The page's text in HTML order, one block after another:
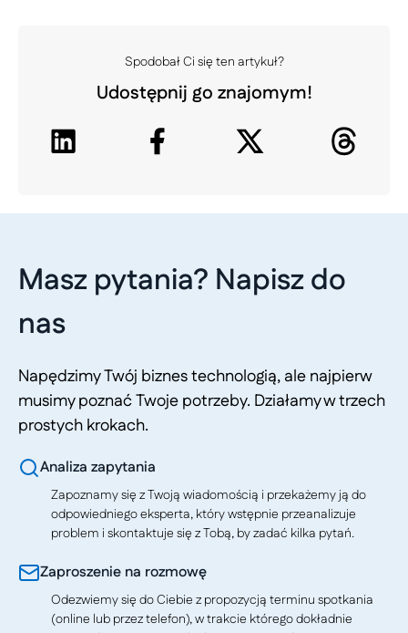
Spodobał Ci się ten artykuł?
Udostępnij go znajomym!
Masz pytania? Napisz do
nas
Napędzimy Twój biznes technologią, ale najpierw
musimy poznać Twoje potrzeby. Działamy w trzech
prostych krokach.
Analiza zapytania
Zapoznamy się z Twoją wiadomością i przekażemy ją do
odpowiedniego eksperta, który wstępnie przeanalizuje
problem i skontaktuje się z Tobą, by zadać kilka pytań.
Zaproszenie na rozmowę
Odezwiemy się do Ciebie z propozycją terminu spotkania
(online lub przez telefon), w trakcie którego dokładnie